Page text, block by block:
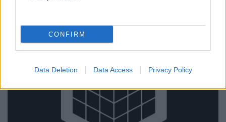
CONFIRM
Data Deletion Data Access Privacy Policy